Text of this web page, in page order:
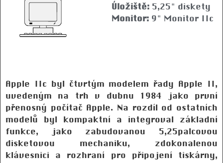
Úložiště: 5,25" diskety
Monitor: 9" Monitor IIc
Apple IIc byl čtvrtým modelem řady Apple II,
uvedeným na trh v dubnu 1984 jako první
přenosný počítač Apple. Na rozdíl od ostatních
modelů byl kompaktní a integroval základní
funkce, jako zabudovanou 5,25palcovou
disketovou mechaniku, zdokonalenou
klávesnici a rozhraní pro připojení tiskárny,